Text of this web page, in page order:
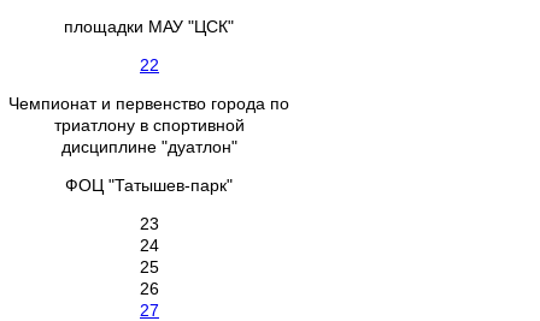
площадки МАУ "ЦСК"
22
Чемпионат и первенство города по
триатлону в спортивной
дисциплине "дуатлон"
ФОЦ "Татышев-парк"
23
24
25
26
27